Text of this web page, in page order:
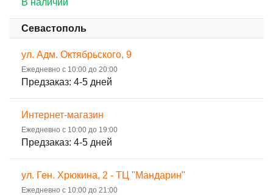
Севастополь
ул. Адм. Октябрьского, 9
Ежедневно с 10:00 до 20:00
Предзаказ: 4-5 дней
Интернет-магазин
Ежедневно с 10:00 до 19:00
Предзаказ: 4-5 дней
ул. Ген. Хрюкина, 2 - ТЦ "Мандарин"
Ежедневно с 10:00 до 21:00